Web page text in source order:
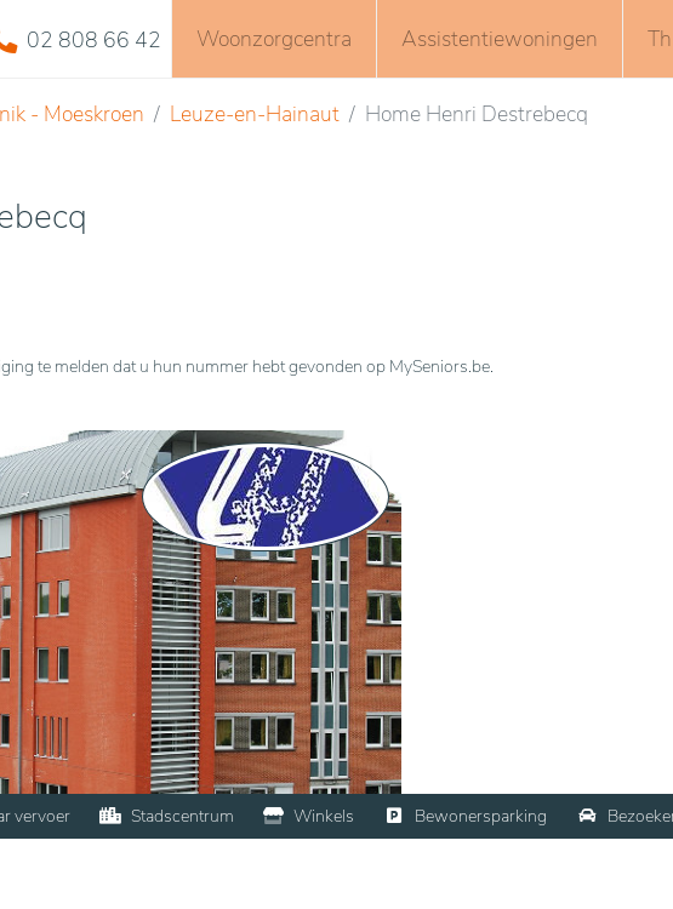
02 808 66 42 Woonzorgcentra Assistentiewoningen
- Moeskroen Leuze-en-Hainaut Home Henri Destrebecq
te melden dat u hun nummer hebt gevonden op MySeniors.be.
vervoer Stadscentrum Winkels Bewonersparking